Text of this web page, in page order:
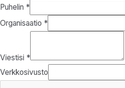
Puhelin *
Organisaatio *
Viestisi *
Verkkosivusto